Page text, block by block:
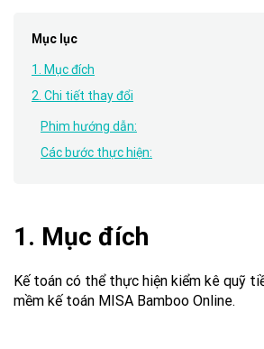
Mục lục
1. Mục đích
2. Chi tiết thay đổi
Phim hướng dẫn:
Các bước thực hiện:
1. Mục đích
Kế toán có thể thực hiện kiểm kê quỹ
mềm kế toán MISA Bamboo Online.